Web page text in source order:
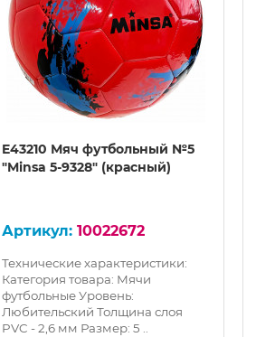
E43210 Мяч футбольный №5
"Minsa 5-9328" (красный)
10022672
Технические характеристики:
Категория товара: Мячи
футбольные Уровень:
Любительский Толщина слоя
PVC - 2,6 мм Размер: 5 ..